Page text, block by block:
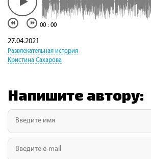
00 : 00
27.04.2021
Развлекательная история
Кристина Сахарова
Напишите автору: